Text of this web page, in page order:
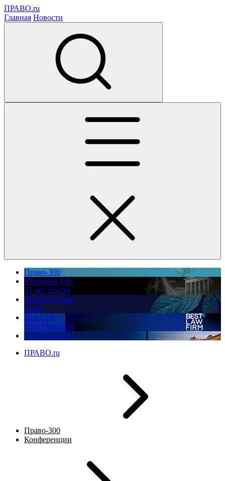
ПРАВО.ru
Главная Новости
Право-300
Юррынок РФ:
35 лет спустя
Экологическое
право
Best Law
Firm Marketing
ПМЮФ 2026
ПРАВО.ru
Право-300
Конференции